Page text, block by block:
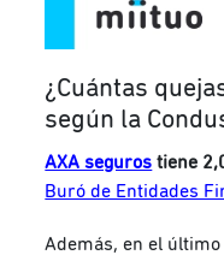
¿Cuántas
según la
AXA seguros tiene
Buró de Entidades
Además, en el